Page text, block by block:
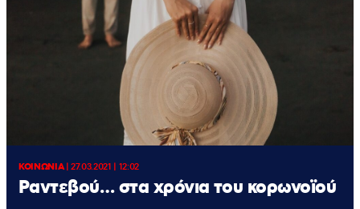
ΚΟΙΝΩΝΙΑ|27.03.2021 | 12:02
Ραντεβού… στα χρόνια του κορωνοϊού